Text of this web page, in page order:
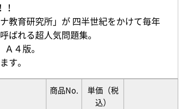
教育研究所」が 四半世紀をかけて毎年
ばれる超人気問題集。
４版。
す。
商品No. 単価（税
込）